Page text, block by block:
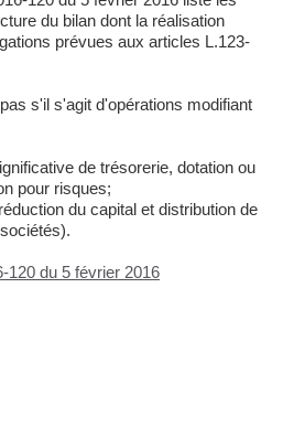
du bilan dont la réalisation
prévues aux articles L.123-
s'il s'agit d'opérations modifiant
de trésorerie, dotation ou
pour risques;
du capital et distribution de
120 du 5 février 2016